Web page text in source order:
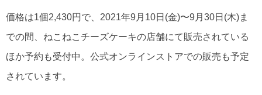
価格は1個2,430円で、2021年9月10日(金)〜9月30日(木)ま
での間、ねこねこチーズケーキの店舗にて販売されている
ほか予約も受付中。公式オンラインストアでの販売も予定
されています。